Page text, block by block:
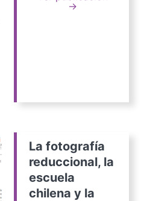
→
La fotografía
reduccional, la
escuela
chilena y la